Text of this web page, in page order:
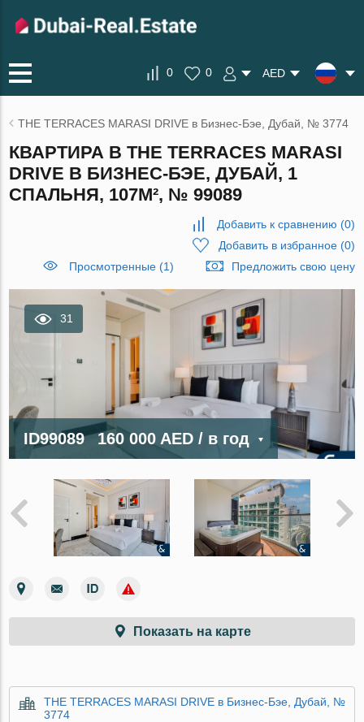
0 0 AED
THE TERRACES MARASI DRIVE в Бизнес-Бэе, Дубай, № 3774
КВАРТИРА В THE TERRACES MARASI
DRIVE В БИЗНЕС-БЭЕ, ДУБАЙ, 1
СПАЛЬНЯ, 107М², № 99089
Добавить к сравнению (0)
Добавить в избранное(0)
Просмотренные (1)
Предложить свою цену
31
ID99089 160 000 AED/ в год
Показать на карте
THE TERRACES MARASI DRIVE в Бизнес-Бэе, Дубай, №
3774